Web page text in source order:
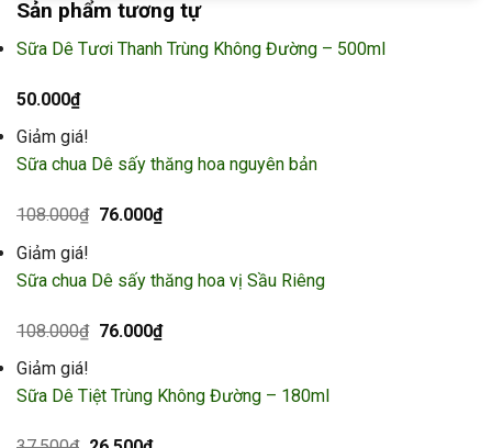
Sản phẩm tương tự
Sữa Dê Tươi Thanh Trùng Không Đường – 500ml
50.000₫
Giảm giá!
Sữa chua Dê sấy thăng hoa nguyên bản
108.000₫ Giá
gốc
76.000₫Giá
hiện
76.000₫.
Giảm giá!
Sữa chua Dê sấy thăng hoa vị Sầu Riêng
108.000₫ Giá
gốc
76.000₫Giá
hiện
76.000₫.
Giảm giá!
Sữa Dê Tiệt Trùng Không Đường – 180ml
Giá
Giá